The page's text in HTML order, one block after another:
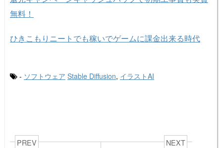
無料！
ひきこもりニートでも稼いでゲームに課金出来る時代
- ソフトウェア Stable Diffusion, イラストAI
PREV NEXT